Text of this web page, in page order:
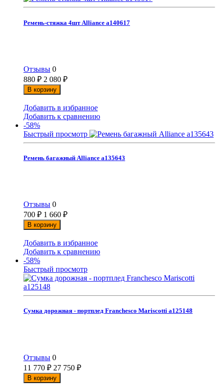
Ремень-стяжка 4шт Alliance а140617
Отзывы 0
880 ₽ 2 080 ₽
В корзину
Добавить в избранное
Добавить к сравнению
-58%
Быстрый просмотр
Ремень багажный Alliance а135643
Отзывы 0
700 ₽ 1 660 ₽
В корзину
Добавить в избранное
Добавить к сравнению
-58%
Быстрый просмотр
Сумка дорожная - портплед Franchesco Mariscotti а125148
Отзывы 0
11 770 ₽ 27 750 ₽
В корзину